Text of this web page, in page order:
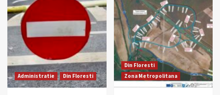
Administratie Din Floresti
Din Floresti
Zona Metropolitana